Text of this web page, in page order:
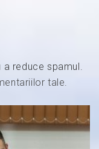
reduce spamul.
tale.